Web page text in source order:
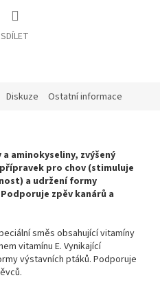
SDÍLET
Diskuze Ostatní informace
aminokyseliny, zvýšený
pro chov (stimuluje
a udržení formy
zpěv kanárů a
směs obsahující vitamíny
vitamínu E. Vynikající
výstavních ptáků. Podporuje